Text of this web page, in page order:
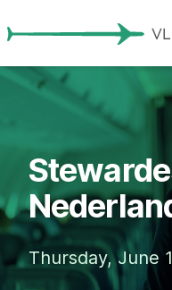
Thursday, June